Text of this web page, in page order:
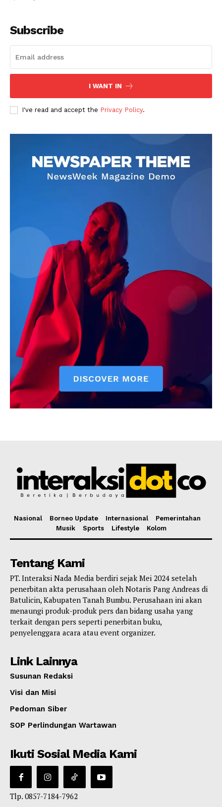
Subscribe
I WANT IN
I've read and accept the Privacy Policy.
Nasional Borneo Update Internasional
Pemerintahan
Musik
Sports Lifestyle Kolom
Tentang Kami
PT. Interaksi Nada Media berdiri sejak Mei 2024 setelah
penerbitan akta perusahaan oleh Notaris Pang Andreas di
Batulicin, Kabupaten Tanah Bumbu. Perusahaan ini akan
menaungi produk-produk pers dan bidang usaha yang
terkait dengan pers seperti penerbitan buku,
penyelenggara acara atau event organizer.
Link Lainnya
Susunan Redaksi
Visi dan Misi
Pedoman Siber
SOP Perlindungan Wartawan
Ikuti Sosial Media Kami
Tlp. 0857-7184-7962